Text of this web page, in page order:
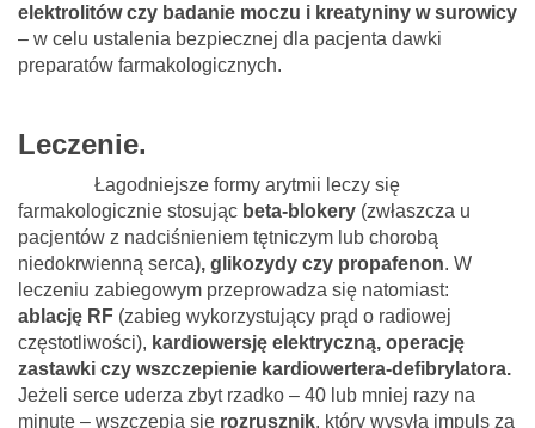
elektrolitów czy badanie moczu i kreatyniny w surowicy
– w celu ustalenia bezpiecznej dla pacjenta dawki
preparatów farmakologicznych.
Leczenie.
Łagodniejsze formy arytmii leczy się
farmakologicznie stosując beta-blokery (zwłaszcza u
pacjentów z nadciśnieniem tętniczym lub chorobą
niedokrwienną serca), glikozydy czy propafenon. W
leczeniu zabiegowym przeprowadza się natomiast:
ablację RF (zabieg wykorzystujący prąd o radiowej
częstotliwości), kardiowersję elektryczną, operację
zastawki czy wszczepienie kardiowertera-defibrylatora.
Jeżeli serce uderza zbyt rzadko – 40 lub mniej razy na
minutę – wszczepia się rozrusznik, który wysyła impuls za